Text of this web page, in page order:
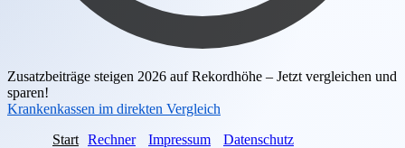
Zusatzbeiträge steigen 2026 auf Rekordhöhe – Jetzt vergleichen und
sparen!
Krankenkassen im direkten Vergleich
Start Rechner Impressum Datenschutz